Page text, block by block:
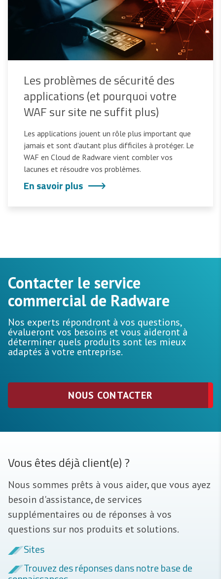
Les problèmes de sécurité des
applications (et pourquoi votre
WAF sur site ne suffit plus)
Les applications jouent un rôle plus important que
jamais et sont d'autant plus difficiles à protéger. Le
WAF en Cloud de Radware vient combler vos
lacunes et résoudre vos problèmes.
En savoir plus
Contacter le service
commercial de Radware
Nos experts répondront à vos questions,
évalueront vos besoins et vous aideront à
déterminer quels produits sont les mieux
adaptés à votre entreprise.
NOUS CONTACTER
Vous êtes déjà client(e) ?
Nous sommes prêts à vous aider, que vous ayez
besoin d'assistance, de services
supplémentaires ou de réponses à vos
questions sur nos produits et solutions.
Sites
Trouvez des réponses dans notre base de